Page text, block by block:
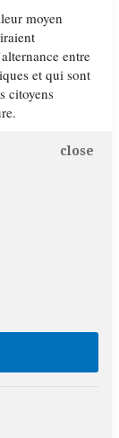
moyen
entre
et qui sont
citoyens
close